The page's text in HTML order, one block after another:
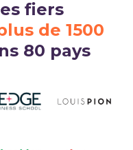
fiers
de 1500
80 pays